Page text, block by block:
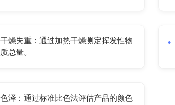
干燥失重：通过加热干燥测定挥发性物
质总量。
色泽：通过标准比色法评估产品的颜色